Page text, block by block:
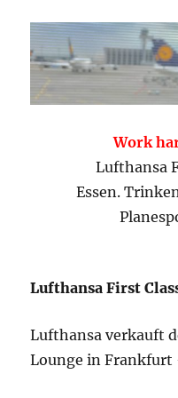
Work
Lufthansa
Essen.
Lufthansa First
Lufthansa verkauft
Lounge in